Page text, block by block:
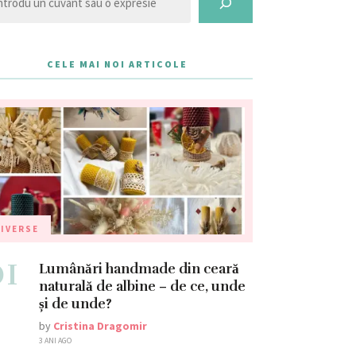
CELE MAI NOI ARTICOLE
Lumânări handmade din ceară
naturală de albine – de ce, unde
și de unde?
by Cristina Dragomir
3 ANI AGO